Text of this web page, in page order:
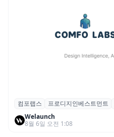
컴포랩스, 프로디지인
드 투자 유치
컴포랩스 프로디지인베스트먼트
Welaunch
8월 6일 오전 1:08